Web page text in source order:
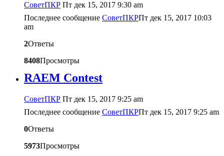
CоветПКР Пт дек 15, 2017 9:30 am
Последнее сообщение CоветПКРПт дек 15, 2017 10:03
am
2Ответы
8408Просмотры
RAEM Contest
CоветПКР Пт дек 15, 2017 9:25 am
Последнее сообщение CоветПКРПт дек 15, 2017 9:25 am
0Ответы
5973Просмотры